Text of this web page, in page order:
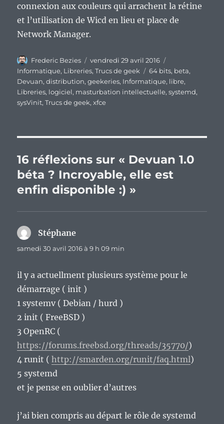
connexion aux couleurs qui arrachent la rétine
et l’utilisation de Wicd en lieu et place de
Network Manager.
Auteur
Frederic Bezies
Publié
le
vendredi 29 avril 2016
Informatique, Libreries,Trucs de geek Étiquettes
64 bits, beta,
Devuan,distribution,geekeries, Informatique, libre,
Libreries, logiciel, masturbation intellectuelle,systemd,
sysVinit,Trucs de geek,xfce
16 réflexions sur « Devuan 1.0
béta ? Incroyable, elle est
enfin disponible :) »
Stéphane
samedi 30 avril 2016 à 9 h 09 min
il y a actuellment plusieurs système pour le
démarrage ( init )
1 systemv ( Debian / hurd )
2 init ( FreeBSD )
3 OpenRC (
https://forums.freebsd.org/threads/35770/)
4 runit (http://smarden.org/runit/faq.html)
5 systemd
et je pense en oublier d’autres
j’ai bien compris au départ le rôle de systemd